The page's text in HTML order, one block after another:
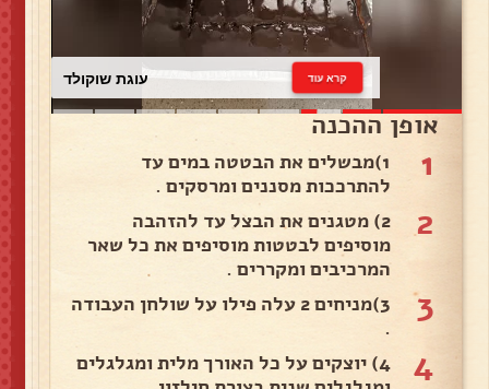
עוגת שוקולד קרא עוד
אופן ההכנה
1
1)מבשלים את הבטטה במים עד
להתרככות מסננים ומרסקים .
2
2) מטגנים את הבצל עד להזהבה
מוסיפים לבטטות מוסיפים את כל שאר
המרכיבים ומקררים .
3
3)מניחים 2 עלה פילו על שולחן העבודה
.
4
4) יוצקים על כל האורך מלית ומגלגלים